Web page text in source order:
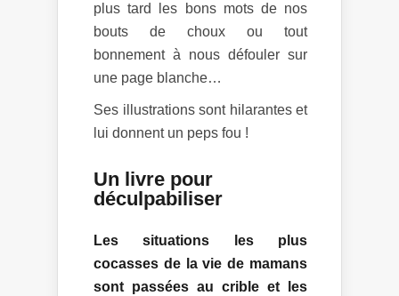
plus tard les bons mots de nos
bouts de choux ou tout
bonnement à nous défouler sur
une page blanche…
Ses illustrations sont hilarantes et
lui donnent un peps fou !
Un livre pour
déculpabiliser
Les situations les plus
cocasses de la vie de mamans
sont passées au crible et les